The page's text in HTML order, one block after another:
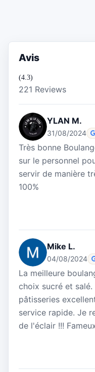
Avis
(4.3)
221 Reviews
YLAN M.
31/08/2024
Très bonne
sur le personnel
servir de manière
100%
Mike L.
04/08/2024
La meilleure
choix sucré et
pâtisseries
service rapide. Je
de l'éclair !!!